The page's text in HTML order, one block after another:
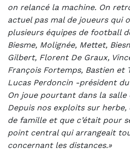
on relancé la machine. On
actuel pas mal de joueurs qui
plusieurs équipes de football
Biesme, Molignée, Mettet,
Gilbert, Florent De Graux,
François Fortemps, Bastien et
Lucas Perdoncin -président
On joue pourtant dans la salle
Depuis nos exploits sur
de famille et que c’était pour
point central qui arrangeait
concernant les distances.»